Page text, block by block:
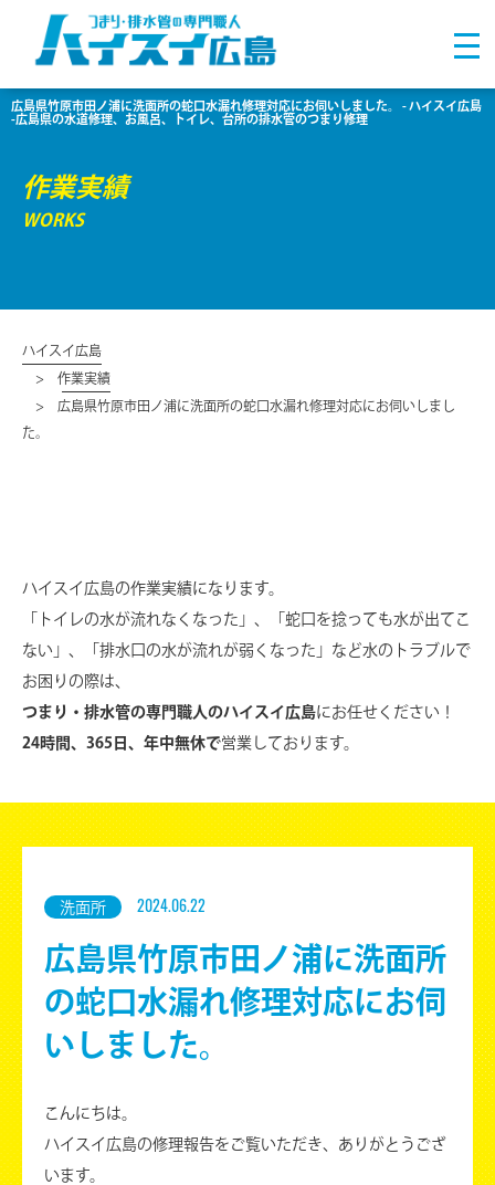
広島県竹原市田ノ浦に洗面所の蛇口水漏れ修理対応にお伺いしました。 - ハイスイ広島
-広島県の水道修理、お風呂、トイレ、台所の排水管のつまり修理
作業実績
WORKS
ハイスイ広島
作業実績
広島県竹原市田ノ浦に洗面所の蛇口水漏れ修理対応にお伺いしまし
た。
ハイスイ広島の作業実績になります。
「トイレの水が流れなくなった」、「蛇口を捻っても水が出てこ
ない」、
「排水口の水が流れが弱くなった」など水のトラブルで
お困りの際は、
つまり・排水管の専門職人のハイスイ広島にお任せください！
24時間、365日、年中無休で営業しております。
洗面所 2024.06.22
広島県竹原市田ノ浦に洗面所
の蛇口水漏れ修理対応にお伺
いしました。
こんにちは。
ハイスイ広島の修理報告をご覧いただき、ありがとうござ
います。